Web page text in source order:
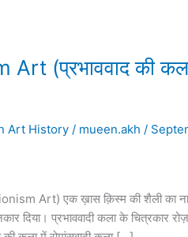
(प्रभाववाद की
Art History / mueen.akh/
Art) एक ख़ास क़िस्म की शैली का नाम
दिया। प्रभाववादी कला के चित्रकार